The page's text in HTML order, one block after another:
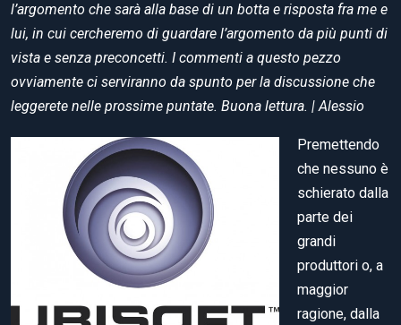
l’argomento che sarà alla base di un botta e risposta fra me e
lui, in cui cercheremo di guardare l’argomento da più punti di
vista e senza preconcetti. I commenti a questo pezzo
ovviamente ci serviranno da spunto per la discussione che
leggerete nelle prossime puntate. Buona lettura. | Alessio
Premettendo
che nessuno è
schierato dalla
parte dei
grandi
produttori o, a
maggior
ragione, dalla